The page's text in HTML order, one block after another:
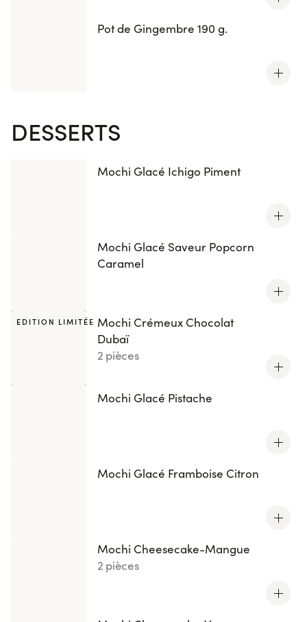
Pot de Gingembre 190 g.
DESSERTS
Mochi Glacé Ichigo Piment
Mochi Glacé Saveur Popcorn
Caramel
EDITION LIMITÉE Mochi Crémeux Chocolat
Dubaï
2 pièces
Mochi Glacé Pistache
Mochi Glacé Framboise Citron
Mochi Cheesecake-Mangue
2 pièces